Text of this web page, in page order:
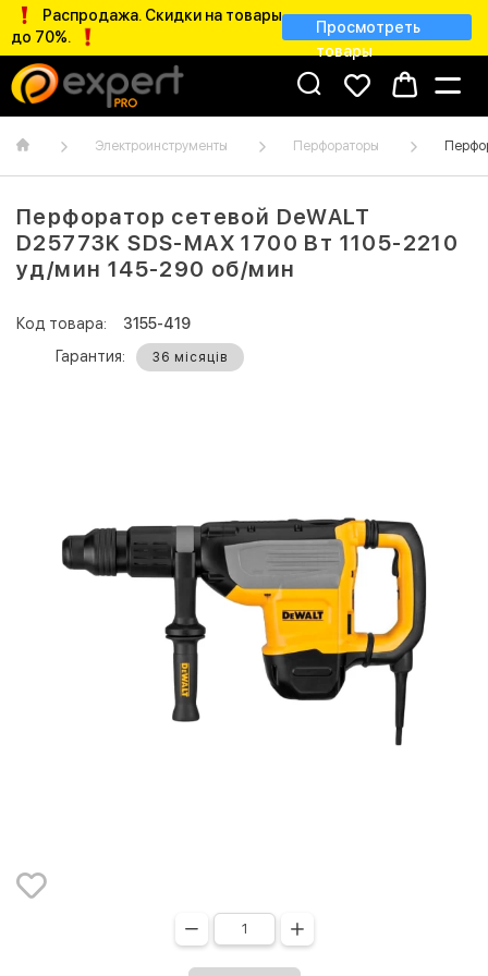
Распродажа. Скидки на товары
до 70%.
Просмотреть
товары
Электроинструменты Перфораторы
Перфоратор сетевой DeWALT
D25773K SDS-MAX 1700 Bт 1105-2210
уд/мин 145-290 об/мин
Код товара:
3155-419
Гарантия:
36 місяців